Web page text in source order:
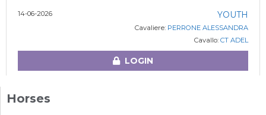
14-06-2026 YOUTH
Cavaliere: PERRONE ALESSANDRA
Cavallo: CT ADEL
LOGIN
Horses